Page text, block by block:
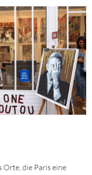
Orte, die Paris eine